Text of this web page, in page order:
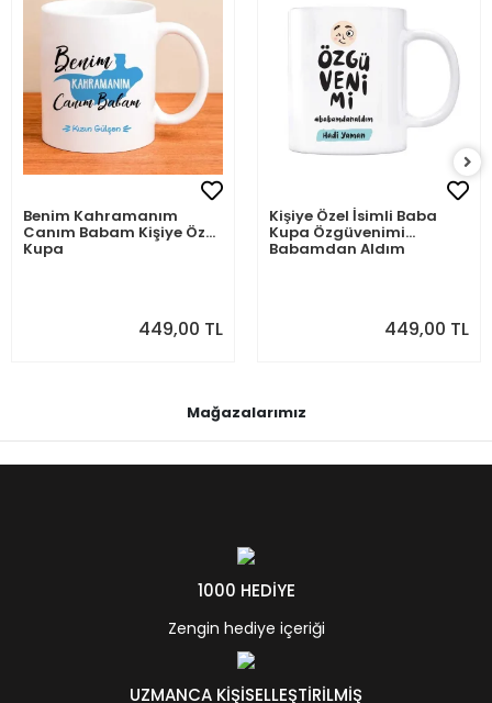
Benim Kahramanım
Canım Babam Kişiye Özel
Kupa
449,00 TL
Kişiye Özel İsimli Baba
Kupa Özgüvenimi
Babamdan Aldım
449,00 TL
Mağazalarımız
1000 HEDİYE
Zengin hediye içeriği
UZMANCA KİŞİSELLEŞTİRİLMİŞ